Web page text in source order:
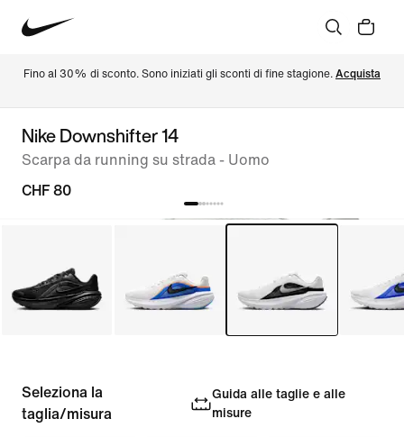
Fino al 30% di sconto. Sono iniziati gli sconti di fine stagione. Acquista
Nike Downshifter 14
Scarpa da running su strada - Uomo
CHF 80
Seleziona la
taglia/misura
Guida alle taglie e alle
misure